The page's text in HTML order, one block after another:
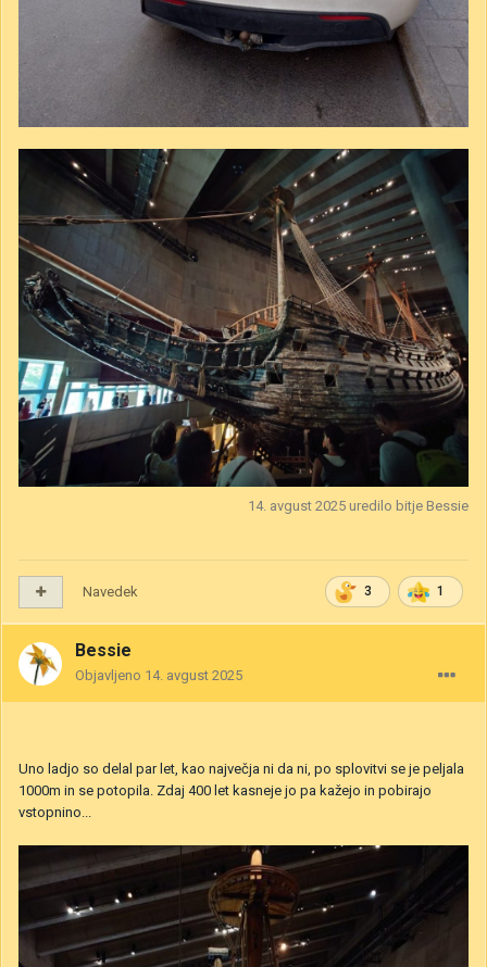
14. avgust 2025 uredilo bitje Bessie
3 1
Navedek
Bessie
Objavljeno 14. avgust 2025
Uno ladjo so delal par let, kao največja ni da ni, po splovitvi se je peljala
1000m in se potopila. Zdaj 400 let kasneje jo pa kažejo in pobirajo
vstopnino...